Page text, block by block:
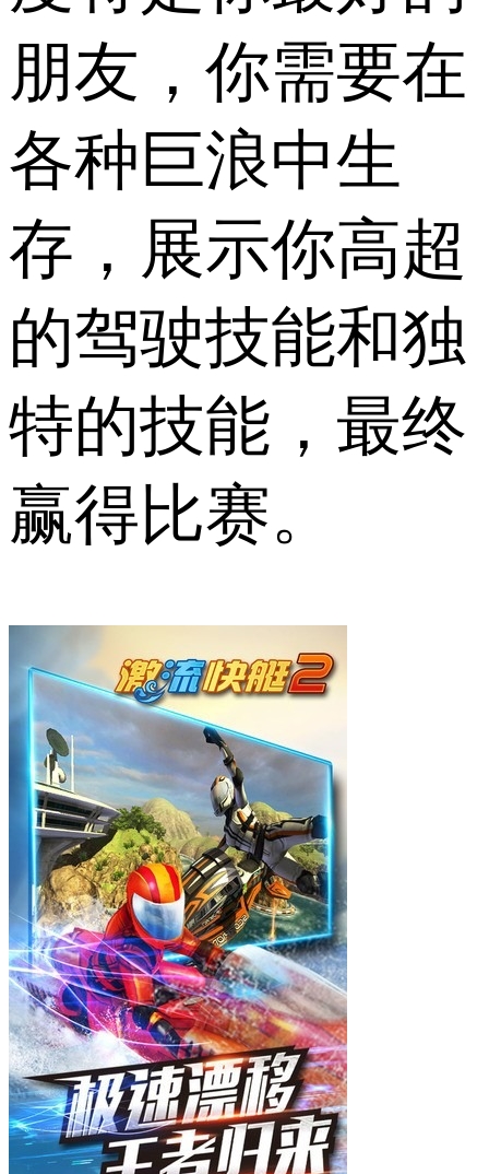
朋友，你需要在
各种巨浪中生
存，展示你高超
的驾驶技能和独
特的技能，最终
赢得比赛。